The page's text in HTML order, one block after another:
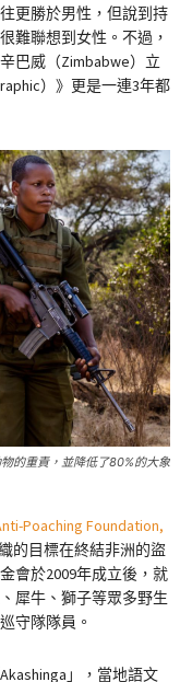
更勝於男性，但說到持
難聯想到女性。不過，
巴威（Zimbabwe）立
）》更是一連3年都
的重責，並降低了80%的大象
Poaching Foundation,
的目標在終結非洲的盜
會於2009年成立後，就
犀牛、獅子等眾多野生
守隊隊員。
」，當地語文